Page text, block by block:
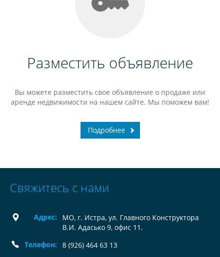
Разместить объявление
Вы можете разместить свое объявление о продаже или
аренде недвижимости на нашем сайте. Мы поможем вам!
Подробнее
Свяжитесь с нами
Адрес:
МО, г. Истра, ул. Главного Конструктора
В.И. Адасько 9, офис 11.
Телефон:
8 (926) 464 63 13